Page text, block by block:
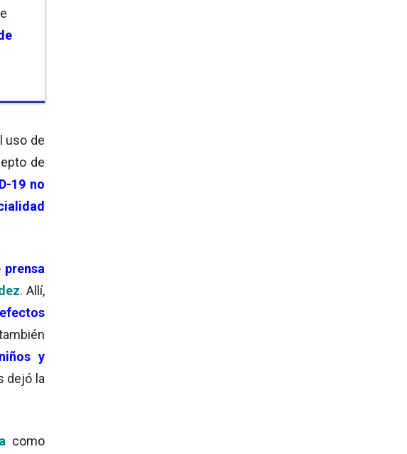
uso de
de
19 no
. Allí,
efectos
y
dejó la
como